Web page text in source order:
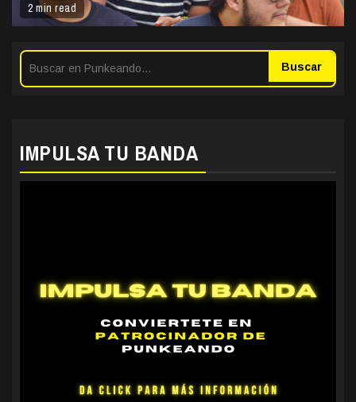
2 min read
Buscar
IMPULSA TU BANDA